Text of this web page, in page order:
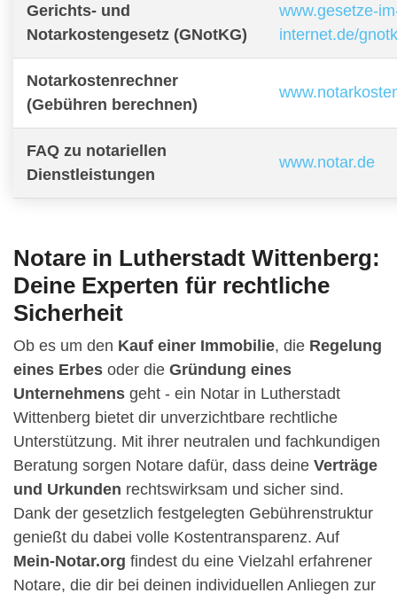
Gerichts- und
Notarkostengesetz (GNotKG)
www.gesetze-
internet.de/
Notarkostenrechner
(Gebühren berechnen)
FAQ zu notariellen
Dienstleistungen
www.notar.de
Notare in Lutherstadt Wittenberg:
Deine Experten für rechtliche
Sicherheit
Ob es um den Kauf einer Immobilie, die Regelung
eines Erbes oder die Gründung eines
Unternehmens geht - ein Notar in Lutherstadt
Wittenberg bietet dir unverzichtbare rechtliche
Unterstützung. Mit ihrer neutralen und fachkundigen
Beratung sorgen Notare dafür, dass deine Verträge
und Urkunden rechtswirksam und sicher sind.
Dank der gesetzlich festgelegten Gebührenstruktur
genießt du dabei volle Kostentransparenz. Auf
Mein-Notar.org findest du eine Vielzahl erfahrener
Notare, die dir bei deinen individuellen Anliegen zur